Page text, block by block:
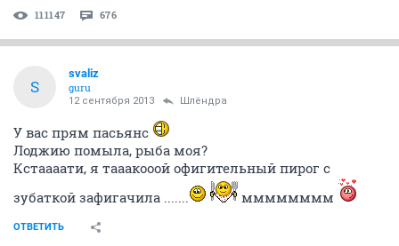
111147 676
S
svaliz
guru
12 сентября 2013 Шлёндра
У вас прям пасьянс
Лоджию помыла, рыба моя?
Кстаааати, я тааакооой офигительный пирог с
зубаткой зафигачила .......
мммммммм
ОТВЕТИТЬ